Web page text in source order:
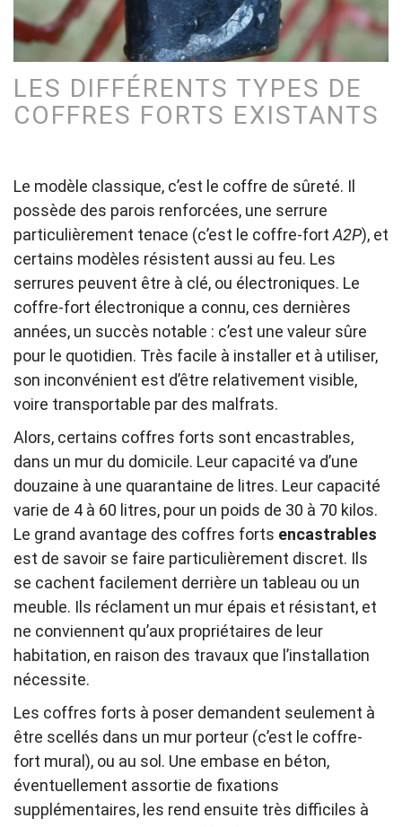
LES DIFFÉRENTS TYPES DE
COFFRES FORTS EXISTANTS
Le modèle classique, c’est le coffre de sûreté. Il
possède des parois renforcées, une serrure
particulièrement tenace (c’est le coffre-fort A2P), et
certains modèles résistent aussi au feu. Les
serrures peuvent être à clé, ou électroniques. Le
coffre-fort électronique a connu, ces dernières
années, un succès notable : c’est une valeur sûre
pour le quotidien. Très facile à installer et à utiliser,
son inconvénient est d’être relativement visible,
voire transportable par des malfrats.
Alors, certains coffres forts sont encastrables,
dans un mur du domicile. Leur capacité va d’une
douzaine à une quarantaine de litres. Leur capacité
varie de 4 à 60 litres, pour un poids de 30 à 70 kilos.
Le grand avantage des coffres forts encastrables
est de savoir se faire particulièrement discret. Ils
se cachent facilement derrière un tableau ou un
meuble. Ils réclament un mur épais et résistant, et
ne conviennent qu’aux propriétaires de leur
habitation, en raison des travaux que l’installation
nécessite.
Les coffres forts à poser demandent seulement à
être scellés dans un mur porteur (c’est le coffre-
fort mural), ou au sol. Une embase en béton,
éventuellement assortie de fixations
supplémentaires, les rend ensuite très difficiles à